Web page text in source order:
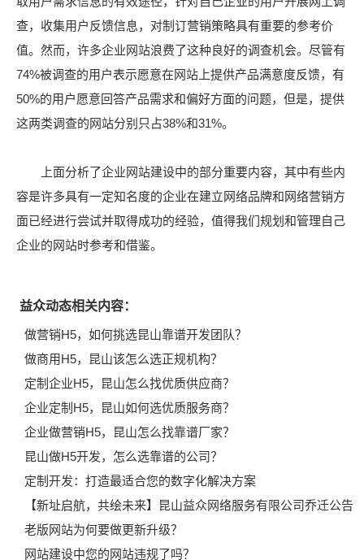
查，收集用户反馈信息，对制订营销策略具有重要的参考价
值。然而，许多企业网站浪费了这种良好的调查机会。尽管有
74%被调查的用户表示愿意在网站上提供产品满意度反馈，有
50%的用户愿意回答产品需求和偏好方面的问题，但是，提供
这两类调查的网站分别只占38%和31%。
上面分析了企业网站建设中的部分重要内容，其中有些内
容是许多具有一定知名度的企业在建立网络品牌和网络营销方
面已经进行尝试并取得成功的经验，值得我们规划和管理自己
企业的网站时参考和借鉴。
益众动态相关内容：
做营销H5，如何挑选昆山靠谱开发团队？
做商用H5，昆山该怎么选正规机构？
定制企业H5，昆山怎么找优质供应商？
企业定制H5，昆山如何选优质服务商？
企业做营销H5，昆山怎么找靠谱厂家？
昆山做H5开发，怎么选靠谱的公司？
定制开发：打造最适合您的数字化解决方案
【新址启航，共绘未来】昆山益众网络服务有限公司乔迁公告
老版网站为何要做更新升级？
网站建设中您的网站违规了吗？